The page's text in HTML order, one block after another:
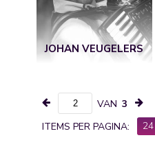
JOHAN VEUGELERS
VAN 3
ITEMS PER PAGINA:
24